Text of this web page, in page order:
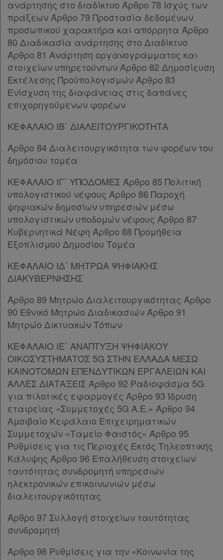
Άρθρο 42 [-]
Παρ.1
Παρ.2
Παρ.3
Παρ.4
Παρ.5
Άρθρο 43 [-]
Παρ.1
Παρ.2
Παρ.3
Άρθρο 44
Άρθρο 45 [-]
Παρ.1
Παρ.3
Παρ.4
Παρ.5
Άρθρο 46 [-]
Παρ.1
Παρ.2
Παρ.1
Παρ.2
Παρ.3
Παρ.4
Παρ.5
Παρ.7
Παρ.8
ΚΕΦΑΛΑΙΟ Θ΄ [-]
Άρθρο 48
Άρθρο 49 [-]
Παρ.1
Παρ.2
Άρθρο 50 [-]
Παρ.1
Παρ.2
Άρθρο 51 [-]
Παρ.1
Παρ.2
Άρθρο 53 [-]
Παρ.2
ανάρτησης στο διαδίκτυο Άρθρο 78 Ισχύς των
πράξεων Άρθρο 79 Προστασία δεδομένων
προσωπικού χαρακτήρα και απόρρητα Άρθρο
80 Διαδικασία ανάρτησης στο Διαδίκτυο
Άρθρο 81 Ανάρτηση οργανογράμματος και
στοιχείων υπηρετούντων Άρθρο 82 Δημοσίευση
Εκτέλεσης Προϋπολογισμών Άρθρο 83
Ενίσχυση της διαφάνειας στις δαπάνες
επιχορηγούμενων φορέων
ΚΕΦΑΛΑΙΟ ΙΒ΄ ΔΙΑΛΕΙΤΟΥΡΓΙΚΟΤΗΤΑ
Άρθρο 84 Διαλειτουργικότητα των φορέων του
δημόσιου τομέα
ΚΕΦΑΛΑΙΟ ΙΓ΄ ΥΠΟΔΟΜΕΣ Άρθρο 85 Πολιτική
υπολογιστικού νέφους Άρθρο 86 Παροχή
ψηφιακών δημοσίων υπηρεσιών μέσω
υπολογιστικών υποδομών νέφους Άρθρο 87
Κυβερνητικά Νέφη Άρθρο 88 Προμήθεια
Εξοπλισμού Δημοσίου Τομέα
ΚΕΦΑΛΑΙΟ ΙΔ΄ ΜΗΤΡΩΑ ΨΗΦΙΑΚΗΣ
ΔΙΑΚΥΒΕΡΝΗΣΗΣ
Άρθρο 89 Μητρώο Διαλειτουργικότητας Άρθρο
90 Εθνικό Μητρώο Διαδικασιών Άρθρο 91
Μητρώο Δικτυακών Τόπων
ΚΕΦΑΛΑΙΟ ΙΕ΄ ΑΝΑΠΤΥΞΗ ΨΗΦΙΑΚΟΥ
ΟΙΚΟΣΥΣΤΗΜΑΤΟΣ 5G ΣΤΗΝ ΕΛΛΑΔΑ ΜΕΣΩ
ΚΑΙΝΟΤΟΜΩΝ ΕΠΕΝΔΥΤΙΚΩΝ ΕΡΓΑΛΕΙΩΝ ΚΑΙ
ΑΛΛΕΣ ΔΙΑΤΑΞΕΙΣ Άρθρο 92 Ραδιοφάσμα 5G
για πιλοτικές εφαρμογές Άρθρο 93 Ίδρυση
εταιρείας «Συμμετοχές 5G Α.Ε.» Άρθρο 94
Αμοιβαίο Κεφάλαιο Επιχειρηματικών
Συμμετοχών «Ταμείο Φαιστός» Άρθρο 95
Ρυθμίσεις για τις Περιοχές Εκτός Τηλεοπτικής
Κάλυψης Άρθρο 96 Επαλήθευση στοιχείων
ταυτότητας συνδρομητή υπηρεσιών
ηλεκτρονικών επικοινωνιών μέσω
διαλειτουργικότητας
Άρθρο 97 Συλλογή στοιχείων ταυτότητας
συνδρομητή
Άρθρο 98 Ρυθμίσεις για την «Κοινωνία της